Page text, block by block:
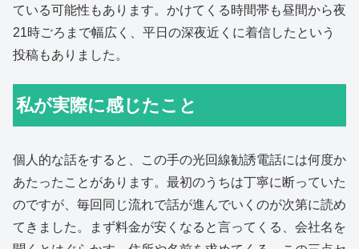
ている可能性もあります。かけてくる時間帯も昼間から夜
21時ごろまで幅広く、平日の深夜近くに着信したという
投稿もありました。
私が実際に感じたこと
個人的な話をすると、この手の光回線勧誘電話には何度か
あたったことがあります。最初のうちは丁寧に断っていた
のですが、毎回同じ流れで話が進んでいくのが次第に読め
てきました。まず料金が安くなると言ってくる、会社名を